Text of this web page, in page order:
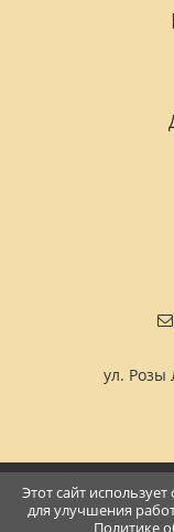
ул. Розы
2022-
Политика в
Этот сайт
для улучшения
Политике